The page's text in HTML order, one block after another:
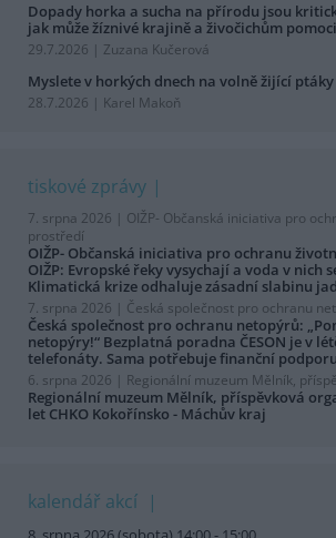
Dopady horka a sucha na přírodu jsou
jak může žíznivé krajině a živočichům
29.7.2026 | Zuzana Kučerová
Myslete v horkých dnech na volně žijící
28.7.2026 | Karel Makoň
tiskové zprávy
7. srpna 2026 | OIŽP- Občanská iniciativa pro
prostředí
OIŽP- Občanská iniciativa pro ochranu
OIŽP: Evropské řeky vysychají a voda v nich
Klimatická krize odhaluje zásadní slabinu
7. srpna 2026 | Česká společnost pro ochranu
Česká společnost pro ochranu netopýrů:
netopýry!“ Bezplatná poradna ČESON je v
telefonáty. Sama potřebuje finanční
6. srpna 2026 | Regionální muzeum Mělník,
Regionální muzeum Mělník, příspěvková
let CHKO Kokořínsko - Máchův kraj
kalendář akcí